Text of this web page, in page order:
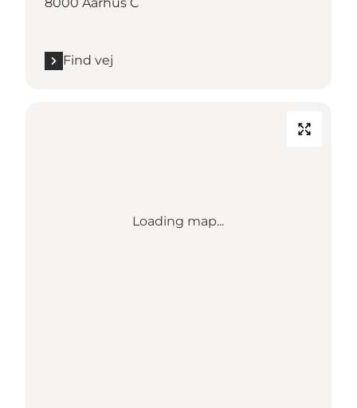
8000 Aarhus C
Find vej
Loading map...